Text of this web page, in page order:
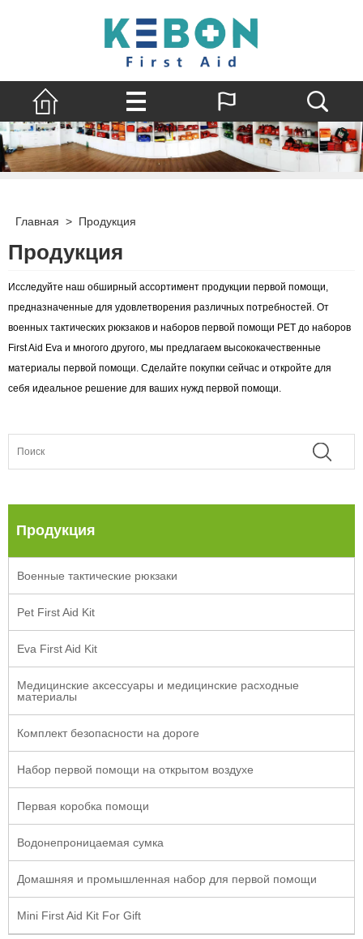
Главная > Продукция
Продукция
Исследуйте наш обширный ассортимент продукции первой помощи,
предназначенные для удовлетворения различных потребностей. От
военных тактических рюкзаков и наборов первой помощи PET до наборов
First Aid Eva и многого другого, мы предлагаем высококачественные
материалы первой помощи. Сделайте покупки сейчас и откройте для
себя идеальное решение для ваших нужд первой помощи.
Продукция
Военные тактические рюкзаки
Pet First Aid Kit
Eva First Aid Kit
Медицинские аксессуары и медицинские расходные
материалы
Комплект безопасности на дороге
Набор первой помощи на открытом воздухе
Первая коробка помощи
Водонепроницаемая сумка
Домашняя и промышленная набор для первой помощи
Mini First Aid Kit For Gift